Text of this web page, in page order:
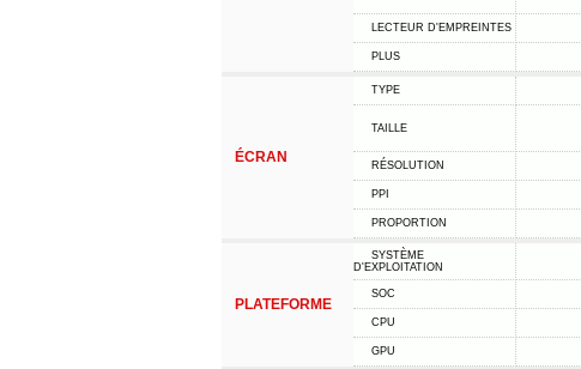
LECTEUR D'EMPREINTES
PLUS
ÉCRAN
TYPE
TAILLE
RÉSOLUTION
PPI
PROPORTION
PLATEFORME
SYSTÈME
D'EXPLOITATION
SOC
CPU
GPU